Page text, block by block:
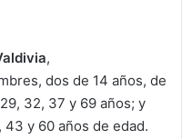
,
dos de 14 años, de
32, 37 y 69 años; y
y 60 años de edad.